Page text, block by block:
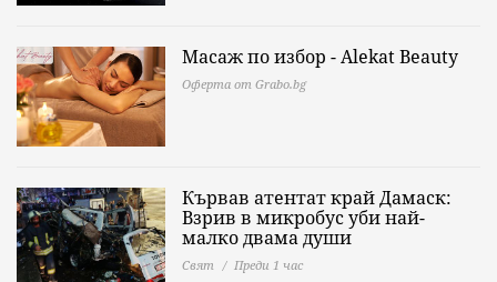
Масаж по избор - Alekat Beauty
Оферта от Grabo.bg
Кървав атентат край Дамаск:
Взрив в микробус уби най-
малко двама души
Свят Преди 1 час